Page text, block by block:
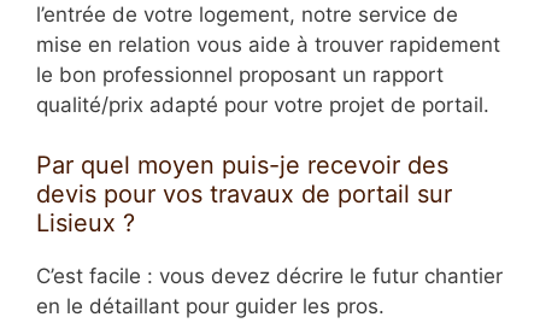
l’entrée de votre logement, notre service de
mise en relation vous aide à trouver rapidement
le bon professionnel proposant un rapport
qualité/prix adapté pour votre projet de portail.
Par quel moyen puis-je recevoir des
devis pour vos travaux de portail sur
Lisieux ?
C’est facile : vous devez décrire le futur chantier
en le détaillant pour guider les pros.